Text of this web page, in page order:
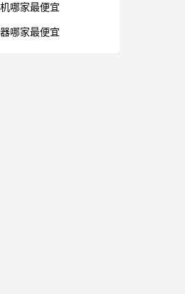
哪家最便宜
哪家最便宜